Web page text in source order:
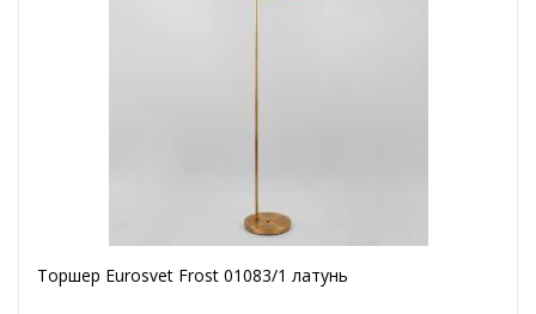
Торшер Eurosvet Frost 01083/1 латунь